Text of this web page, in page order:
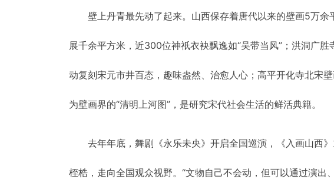
壁上丹青最先动了起来。山西保存着唐代以来的壁画5万
展千余平方米，近300位神祇衣袂飘逸如“吴带当风”；洪洞广
动复刻宋元市井百态，趣味盎然、治愈人心；高平开化寺北宋
为壁画界的“清明上河图”，是研究宋代社会生活的鲜活典籍。
去年年底，舞剧《永乐未央》开启全国巡演，《入画山西
桎梏，走向全国观众视野。“文物自己不会动，但可以通过演